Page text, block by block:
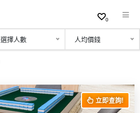
0
選擇人數 人均價錢
立即查詢!